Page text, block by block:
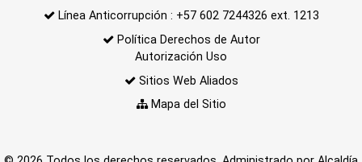
Línea Anticorrupción : +57 602 7244326 ext. 1213
Política Derechos de Autor
Autorización Uso
Sitios Web Aliados
Mapa del Sitio